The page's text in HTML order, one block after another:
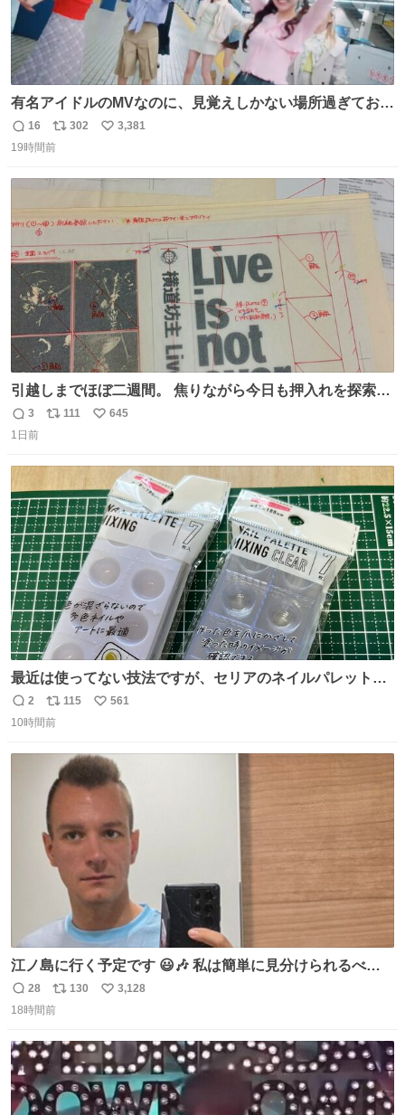
有名アイドルのMVなのに、見覚えしかない場所過ぎておも
ろいな
返
信
16
リ
ポ
302
い
数
3,381
19時間前
引越しまでほぼ二週間。 焦りながら今日も押入れを探索。
もう絶対に要らないんだけど捨てられないものが後から後
から出てくる。 その代表が版下。 若いデザイナーは見たこ
返
信
3
リ
数
111
い
645
1日前
最近は使ってない技法ですが、セリアのネイルパレットの
四隅をハサミで切り落とし、やすりがけすればミニチュア
食器ができます。 底にストローをカットしたものを接着し
剤や塗料は対応したものを使うと良いです。 透明はそのま
までも使えます。
返
信
2
リ
ポ
数
115
い
数
561
10時間前
江ノ島に行く予定です 😃🎶 私は簡単に見分けられるべき
だ 🐷
返
信
28
リ
ポ
ト
数
130
い
数
3,128
18時間前